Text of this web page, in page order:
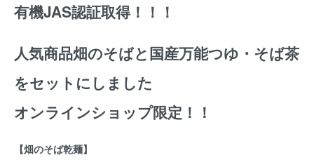
有機JAS認証取得！！！
人気商品畑のそばと国産万能つゆ・そば茶
をセットにしました
オンラインショップ限定！！
【畑のそば乾麺】